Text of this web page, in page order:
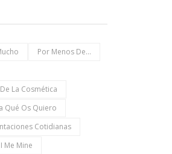
Por Menos De...
La Cosmética
Qué Os Quiero
Cotidianas
I Me Mine